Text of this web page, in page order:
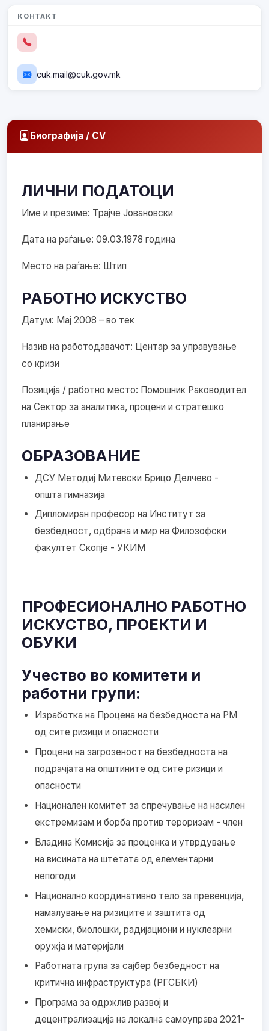
КОНТАКТ
cuk.mail@cuk.gov.mk
Биографија / CV
ЛИЧНИ ПОДАТОЦИ
Име и презиме: Трајче Јовановски
Дата на раѓање: 09.03.1978 година
Место на раѓање: Штип
РАБОТНО ИСКУСТВО
Датум: Мај 2008 – во тек
Назив на работодавачот: Центар за управување
со кризи
Позиција / работно место: Помошник Раководител
на Сектор за аналитика, процени и стратешко
планирање
ОБРАЗОВАНИЕ
ДСУ Методиј Митевски Брицо Делчево -
општа гимназија
Дипломиран професор на Институт за
безбедност, одбрана и мир на Филозофски
факултет Скопје - УКИМ
ПРОФЕСИОНАЛНО РАБОТНО
ИСКУСТВО, ПРОЕКТИ И
ОБУКИ
Учество во комитети и
работни групи:
Изработка на Процена на безбедноста на РМ
од сите ризици и опасности
Процени на загрозеност на безбедноста на
подрачјата на општините од сите ризици и
опасности
Национален комитет за спречување на насилен
екстремизам и борба против тероризам - член
Владина Комисија за проценка и утврдување
на висината на штетата од елементарни
непогоди
Национално координативно тело за превенција,
намалување на ризиците и заштита од
хемиски, биолошки, радијациони и нуклеарни
оружја и материјали
Работната група за сајбер безбедност на
критична инфраструктура (РГСБКИ)
Програма за одржлив развој и
децентрализација на локална самоуправа 2021-